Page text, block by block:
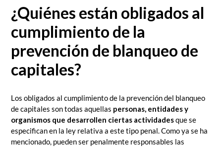
¿Quiénes están obligados al
cumplimiento de la
prevención de blanqueo de
capitales?
Los obligados al cumplimiento de la prevención del blanqueo
de capitales son todas aquellas personas, entidades y
organismos que desarrollen ciertas actividadesque se
especifican en la ley relativa a este tipo penal.Como ya se ha
mencionado, pueden ser penalmente responsables las